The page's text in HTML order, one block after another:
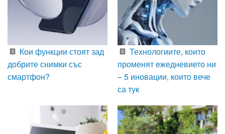
Кои функции стоят зад
добрите снимки със
смартфон?
Технологиите, които
променят ежедневието ни
– 5 иновации, които вече
са тук